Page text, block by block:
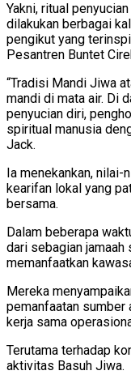
Yakni, ritual
dilakukan berbagai
pengikut yang
Pesantren Buntet
“Tradisi Mandi Jiwa
mandi di mata air. Di
penyucian diri,
spiritual manusia
Jack.
Ia menekankan,
kearifan lokal yang
bersama.
Dalam beberapa
dari sebagian
memanfaatkan
Mereka
pemanfaatan sumber
kerja sama
Terutama terhadap
aktivitas Basuh Jiwa.